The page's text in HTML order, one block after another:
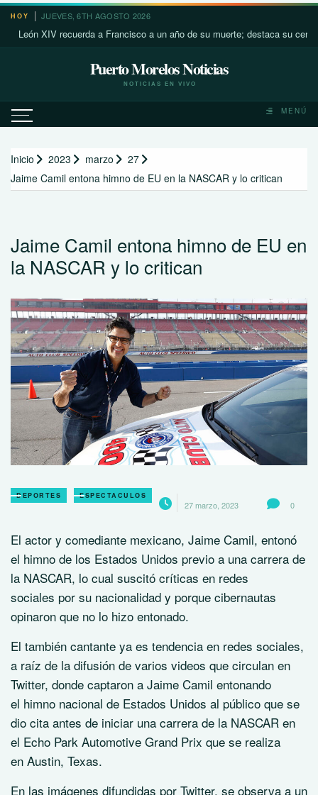
Saltar
contenido
HOY JUEVES, 6TH AGOSTO 2026
XIV recuerda a Francisco a un año de su muerte; destaca su cercanía
Puerto Morelos Noticias
NOTICIAS EN VIVO
MENÚ
Inicio 2023 marzo
27
Jaime Camil entona himno de EU en la NASCAR y lo critican
Jaime Camil entona himno de EU en
la NASCAR y lo critican
DEPORTES ESPECTACULOS
27 marzo, 2023 0
El actor y comediante mexicano, Jaime Camil, entonó
el himno de los Estados Unidos previo a una carrera de
la NASCAR, lo cual suscitó críticas en redes
sociales por su nacionalidad y porque cibernautas
opinaron que no lo hizo entonado.
El también cantante ya es tendencia en redes sociales,
a raíz de la difusión de varios videos que circulan en
Twitter, donde captaron a Jaime Camil entonando
el himno nacional de Estados Unidos al público que se
dio cita antes de iniciar una carrera de la NASCAR en
el Echo Park Automotive Grand Prix que se realiza
en Austin, Texas.
En las imágenes difundidas por Twitter, se observa a un